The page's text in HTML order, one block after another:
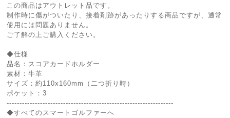
この商品はアウトレット品です。
制作時に傷がついたり、接着剤跡があったりする商品ですが、通常
使用には問題ありません。
ご了解の上ご購入ください。
◆仕様
品名：スコアカードホルダー
素材：牛革
サイズ：約110x160mm（二つ折り時）
ポケット：3
-----------------------------------------------------------------
◆すべてのスマートゴルファーへ